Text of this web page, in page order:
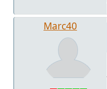
Marc40